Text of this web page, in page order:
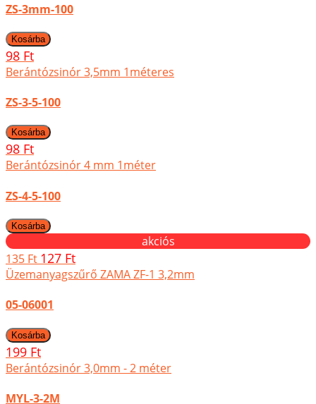
ZS-3mm-100
98 Ft
Berántózsinór 3,5mm 1méteres
ZS-3-5-100
98 Ft
Berántózsinór 4 mm 1méter
ZS-4-5-100
akciós
135 Ft 127 Ft
Üzemanyagszűrő ZAMA ZF-1 3,2mm
05-06001
199 Ft
Berántózsinór 3,0mm - 2 méter
MYL-3-2M